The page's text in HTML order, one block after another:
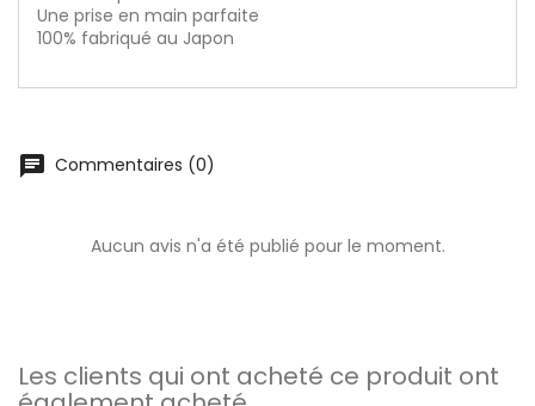
Une prise en main parfaite
100% fabriqué au Japon
chat Commentaires (0)
Aucun avis n'a été publié pour le moment.
Les clients qui ont acheté ce produit ont